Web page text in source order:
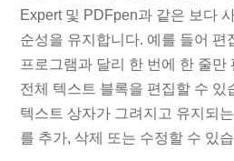
Expert 및 PDFpen과 같은 보다
순성을 유지합니다. 예를 들어 편
프로그램과 달리 한 번에 한 줄만
전체 텍스트 블록을 편집할 수 있
텍스트 상자가 그려지고 유지되
를 추가, 삭제 또는 수정할 수 있